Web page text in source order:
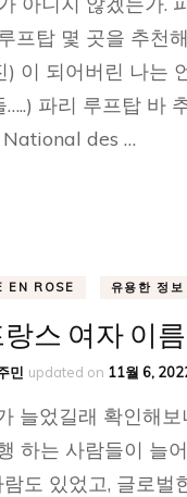
프탑 몇 곳을 추천
) 이 되어버린 나는
파리 루프탑 바
National des …
EN ROSE 유용한 정보
스 여자 이름
민 updated on 11월 6,
늘었길래 확인해보
하는 사람들이 늘
도 있었고, 글로벌